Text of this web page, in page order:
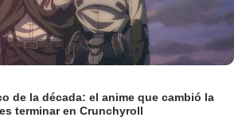
de la década: el anime que cambió la
terminar en Crunchyroll